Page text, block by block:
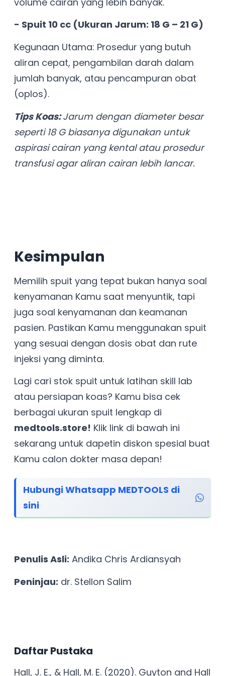
- Spuit 10 cc (Ukuran Jarum: 18 G – 21 G)
Kegunaan Utama: Prosedur yang butuh
aliran cepat, pengambilan darah dalam
jumlah banyak, atau pencampuran obat
(oplos).
Tips Koas:Jarum dengan diameter besar
seperti 18 G biasanya digunakan untuk
aspirasi cairan yang kental atau prosedur
transfusi agar aliran cairan lebih lancar.
Kesimpulan
Memilih spuit yang tepat bukan hanya soal
kenyamanan Kamu saat menyuntik, tapi
juga soal kenyamanan dan keamanan
pasien. Pastikan Kamu menggunakan spuit
yang sesuai dengan dosis obat dan rute
injeksi yang diminta.
Lagi cari stok spuit untuk latihan skill lab
atau persiapan koas? Kamu bisa cek
berbagai ukuran spuit lengkap di
medtools.store! Klik link di bawah ini
sekarang untuk dapetin diskon spesial buat
Kamu calon dokter masa depan!
Hubungi Whatsapp MEDTOOLS di
sini
Penulis Asli: Andika Chris Ardiansyah
Peninjau: dr. Stellon Salim
Daftar Pustaka
Hall, J. E., & Hall, M. E. (2020). Guyton and Hall